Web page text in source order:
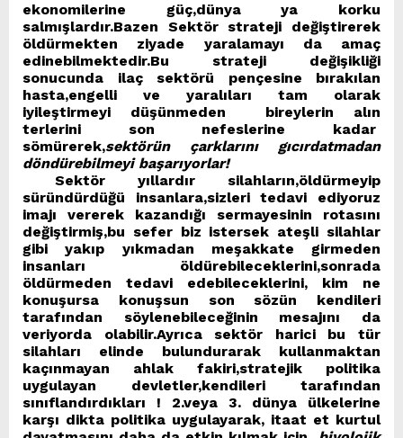
ekonomilerine güç,dünya ya korku
salmışlardır.Bazen Sektör strateji değiştirerek
öldürmekten ziyade yaralamayı da amaç
edinebilmektedir.Bu strateji değişikliği
sonucunda ilaç sektörü pençesine bırakılan
hasta,engelli ve yaralıları tam olarak
iyileştirmeyi düşünmeden bireylerin alın
terlerini son nefeslerine kadar
sömürerek,sektörün çarklarını gıcırdatmadan
döndürebilmeyi başarıyorlar!
Sektör yıllardır silahların,öldürmeyip
süründürdüğü insanlara,sizleri tedavi ediyoruz
imajı vererek kazandığı sermayesinin rotasını
değiştirmiş,bu sefer biz istersek ateşli silahlar
gibi yakıp yıkmadan meşakkate girmeden
insanları öldürebileceklerini,sonrada
öldürmeden tedavi edebileceklerini, kim ne
konuşursa konuşsun son sözün kendileri
tarafından söylenebileceğinin mesajını da
veriyorda olabilir.Ayrıca sektör harici bu tür
silahları elinde bulundurarak kullanmaktan
kaçınmayan ahlak fakiri,stratejik politika
uygulayan devletler,kendileri tarafından
sınıflandırdıkları ! 2.veya 3. dünya ülkelerine
karşı dikta politika uygulayarak, itaat et kurtul